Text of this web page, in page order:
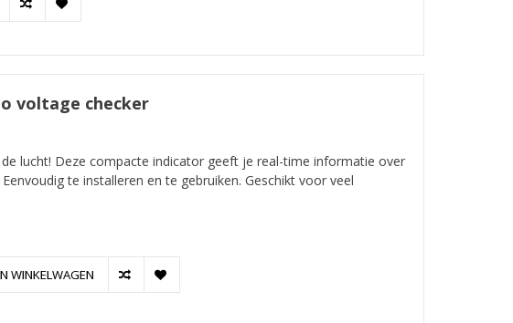
voltage checker
lucht! Deze compacte indicator geeft je real-time informatie over
te installeren en te gebruiken. Geschikt voor veel
WINKELWAGEN